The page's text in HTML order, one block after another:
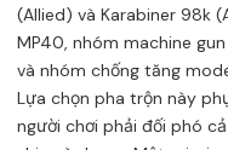
(Allied) và Karabiner 98k
MP40, nhóm machine
và nhóm chống tăng
Lựa chọn pha trộn này
người chơi phải đối phó